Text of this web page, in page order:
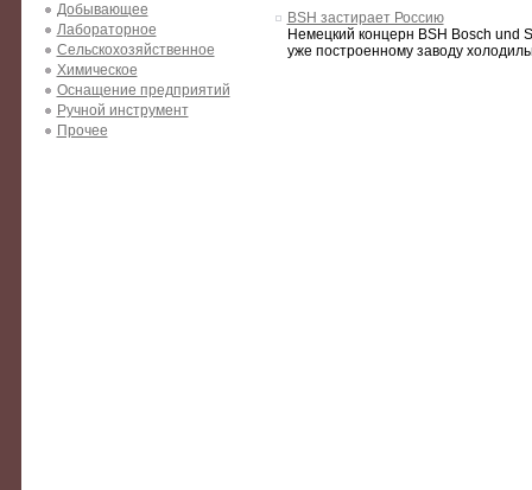
Добывающее
Лабораторное
Сельскохозяйственное
Химическое
Оснащение предприятий
Ручной инструмент
Прочее
BSH застирает Россию
Немецкий концерн BSH Bosch und
уже построенному заводу